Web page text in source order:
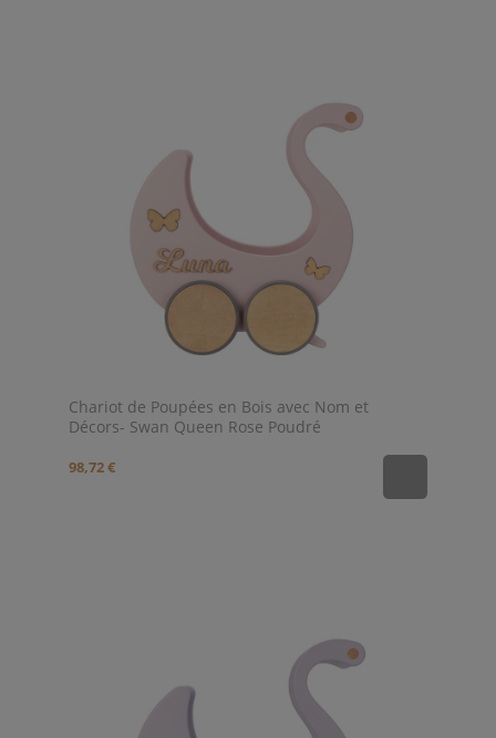
Chariot de Poupées en Bois avec Nom et
Décors- Swan Queen Rose Poudré
98,72 €